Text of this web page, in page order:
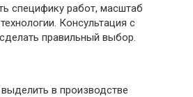
специфику работ, масштаб
Консультация с
правильный выбор.
в производстве